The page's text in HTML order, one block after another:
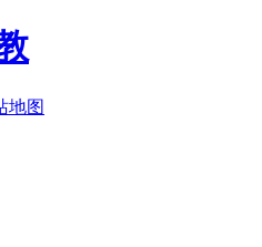
地图